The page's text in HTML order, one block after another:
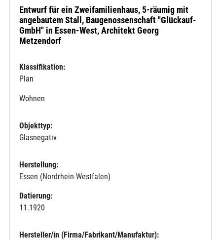
Entwurf für ein Zweifamilienhaus, 5-räumig mit
angebautem Stall, Baugenossenschaft "Glückauf-
GmbH" in Essen-West, Architekt Georg
Metzendorf
Klassifikation:
Plan
Wohnen
Objekttyp:
Glasnegativ
Herstellung:
Essen (Nordrhein-Westfalen)
Datierung:
11.1920
Hersteller/in (Firma/Fabrikant/Manufaktur):